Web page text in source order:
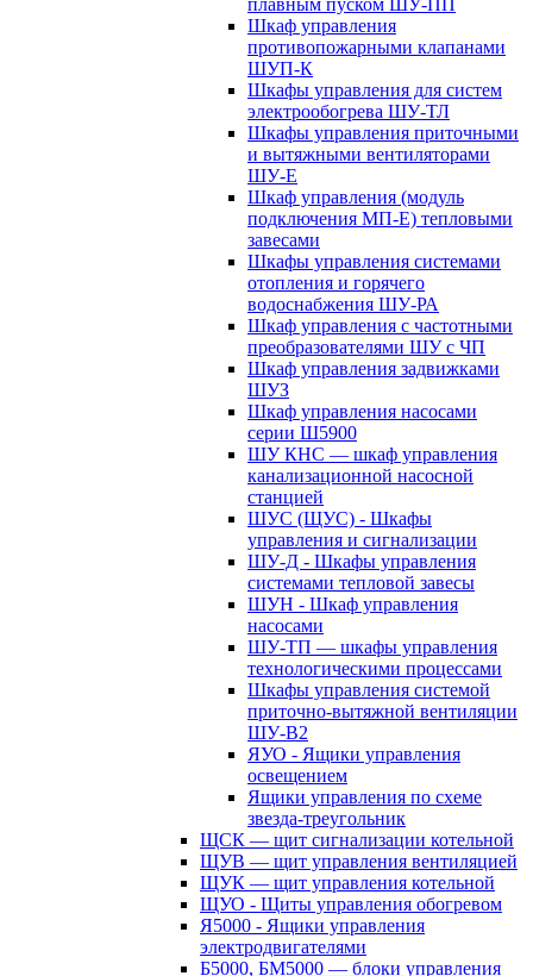
плавным пуском ШУ-ПП
Шкаф управления
противопожарными клапанами
ШУП-К
Шкафы управления для систем
электрообогрева ШУ-ТЛ
Шкафы управления приточными
и вытяжными вентиляторами
ШУ-Е
Шкаф управления (модуль
подключения МП-Е) тепловыми
завесами
Шкафы управления системами
отопления и горячего
водоснабжения ШУ-РА
Шкаф управления с частотными
преобразователями ШУ с ЧП
Шкаф управления задвижками
ШУЗ
Шкаф управления насосами
серии Ш5900
ШУ КНС — шкаф управления
канализационной насосной
станцией
ШУС (ЩУС) - Шкафы
управления и сигнализации
ШУ-Д - Шкафы управления
системами тепловой завесы
ШУН - Шкаф управления
насосами
ШУ-ТП — шкафы управления
технологическими процессами
Шкафы управления системой
приточно-вытяжной вентиляции
ШУ-В2
ЯУО - Ящики управления
освещением
Ящики управления по схеме
звезда-треугольник
ЩСК — щит сигнализации котельной
ЩУВ — щит управления вентиляцией
ЩУК — щит управления котельной
ЩУО - Щиты управления обогревом
Я5000 - Ящики управления
электродвигателями
Б5000, БМ5000 — блоки управления